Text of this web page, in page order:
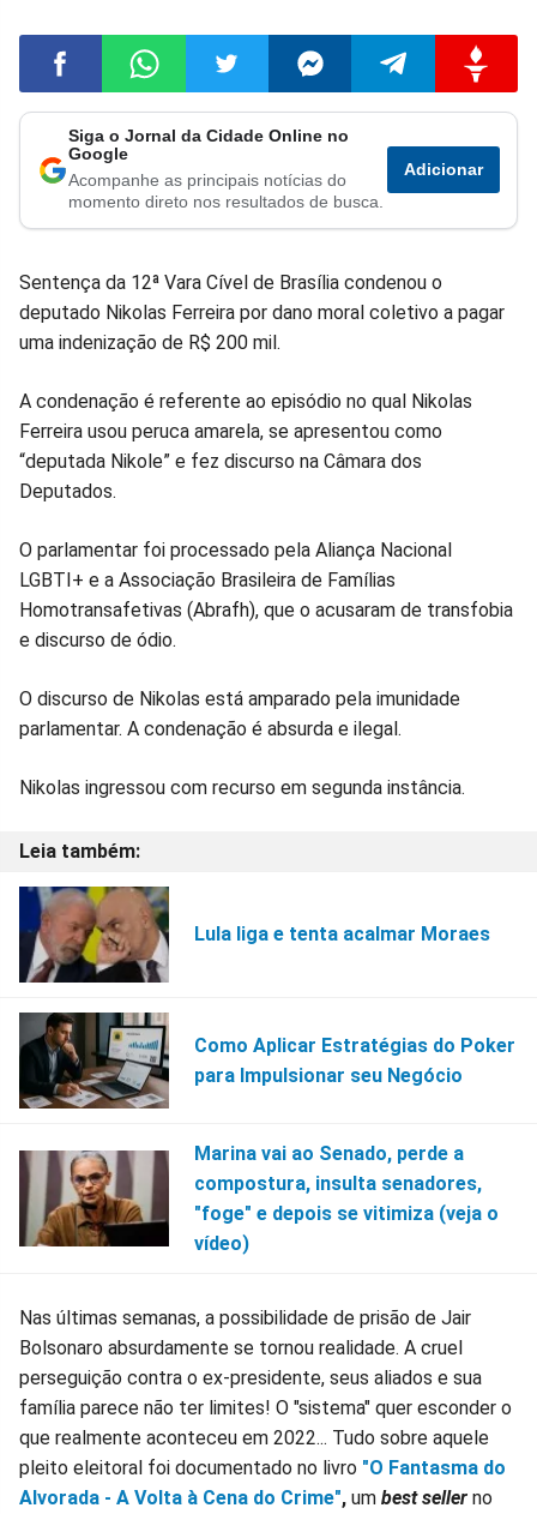
Compartilhar
no
Compartilhar
no
Compartilhar
no
Compartilhar
no
Compartilhar
no
Siga o Jornal da Cidade Online no
Google
Acompanhe as principais notícias do
momento direto nos resultados de busca.
Adicionar
Sentença da 12ª Vara Cível de Brasília condenou o
deputado Nikolas Ferreira por dano moral coletivo a pagar
uma indenização de R$ 200 mil.
A condenação é referente ao episódio no qual Nikolas
Ferreira usou peruca amarela, se apresentou como
“deputada Nikole” e fez discurso na Câmara dos
Deputados.
O parlamentar foi processado pela Aliança Nacional
LGBTI+ e a Associação Brasileira de Famílias
Homotransafetivas (Abrafh), que o acusaram de transfobia
e discurso de ódio.
O discurso de Nikolas está amparado pela imunidade
parlamentar. A condenação é absurda e ilegal.
Nikolas ingressou com recurso em segunda instância.
Lula liga e tenta acalmar Moraes
Como Aplicar Estratégias do Poker
para Impulsionar seu Negócio
Marina vai ao Senado, perde a
compostura, insulta senadores,
"foge" e depois se vitimiza (veja o
vídeo)
Nas últimas semanas, a possibilidade de prisão de Jair
Bolsonaro absurdamente se tornou realidade. A cruel
perseguição contra o ex-presidente, seus aliados e sua
família parece não ter limites! O "sistema" quer esconder o
que realmente aconteceu em 2022... Tudo sobre aquele
pleito eleitoral foi documentado no livro "O Fantasma do
Alvorada - A Volta à Cena do Crime", um best seller no